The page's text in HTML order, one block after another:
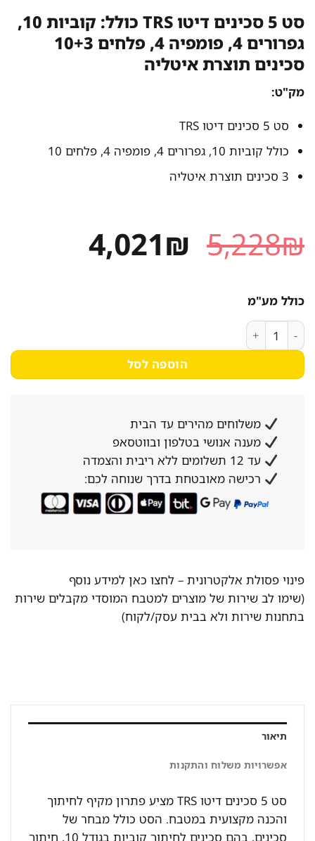
סט 5 סכינים דיטו TRS כולל: קוביות 10,
גפרורים 4, פומפיה 4, פלחים 10+3
סכינים תוצרת איטליה
מק"ט:
סט 5 סכינים דיטו TRS
כולל קוביות 10, גפרורים 4, פומפיה 4, פלחים 10
3 סכינים תוצרת איטליה
5,228₪ המחיר
המקורי
4,021₪ המחיר
כולל מע"מ
כמות של סט 5 סכינים דיטו TRS כולל: קוביות 10, גפרורים 4, פומפיה 4, פלחים 10+3 סכינים תוצרת איטליה
הוספה לסל
משלוחים מהירים עד הבית
מענה אנושי בטלפון ובווטסאפ
עד 12 תשלומים ללא ריבית והצמדה
רכישה מאובטחת בדרך שנוחה לכם:
פינוי פסולת אלקטרונית –לחצו כאן למידע נוסף
(שימו לב שירות של מוצרים למטבח המוסדי מקבלים שירות
בתחנות שירות ולא בבית עסק/לקוח)
תיאור
אפשרויות משלוח והתקנות
סט 5 סכינים דיטו TRS מציע פתרון מקיף לחיתוך
והכנה מקצועית במטבח. הסט כולל מבחר של
סכינים, בהם סכינים לחיתוך קוביות בגודל 10, חיתוך